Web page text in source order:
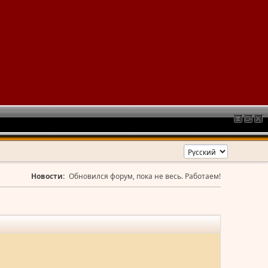
Новости: Обновился форум, пока не весь. Работаем!